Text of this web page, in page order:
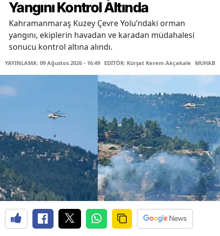
Yangını Kontrol Altında
Kahramanmaraş Kuzey Çevre Yolu’ndaki orman
yangını, ekiplerin havadan ve karadan müdahalesi
sonucu kontrol altına alındı.
YAYINLAMA: 09 Ağustos 2026 - 16:49 EDİTÖR: Kürşat Kerem Akçakale